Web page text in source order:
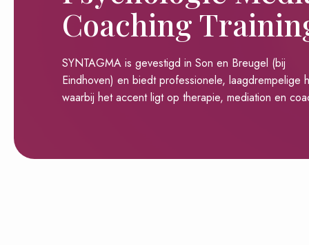
Coaching
SYNTAGMA is gevestigd in Son en Breugel (bij
Eindhoven) en biedt professionele, laagdrempelige
waarbij het accent ligt op therapie, mediation en